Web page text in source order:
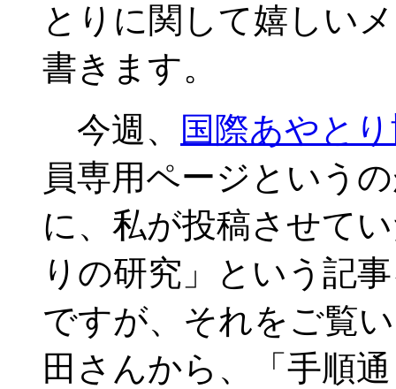
とりに関して嬉しい
書きます。
今週、
国際あやと
員専用ページという
に、私が投稿させて
りの研究」という記
ですが、それをご覧
田さんから、「手順